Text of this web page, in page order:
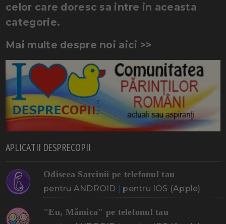
celor care doresc sa intre in aceasta
categorie.
Mai multe despre noi aici >>
APLICATII DESPRECOPII
Odiseea Sarcinii pe telefonul tau
pentru ANDROID | pentru IOS (Apple)
"Eu, Mămica" pe telefonul tau